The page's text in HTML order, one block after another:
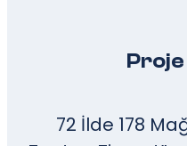
Proje
72 İlde 178